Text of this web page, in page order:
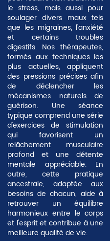
le stress, mais aussi pour
soulager divers maux tels
que les migraines, l'anxiété
et certains troubles
digestifs. Nos thérapeutes,
formés aux techniques les
plus actuelles, appliquent
des pressions précises afin
de déclencher les
mécanismes naturels de
guérison. Une séance
typique comprend une série
d'exercices de stimulation
qui favorisent un
relâchement musculaire
profond et une détente
mentale appréciable. En
outre, cette pratique
ancestrale, adaptée aux
besoins de chacun, aide à
retrouver un équilibre
harmonieux entre le corps
et l'esprit et contribue à une
meilleure qualité de vie.